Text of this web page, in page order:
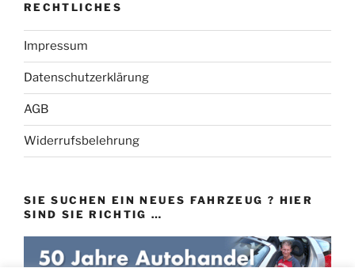
RECHTLICHES
Impressum
Datenschutzerklärung
AGB
Widerrufsbelehrung
SIE SUCHEN EIN NEUES FAHRZEUG ? HIER
SIND SIE RICHTIG …